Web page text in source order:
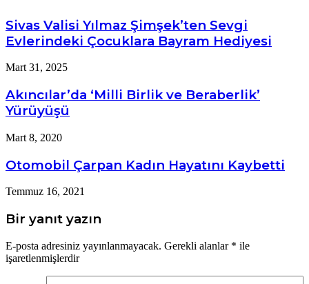
Sivas Valisi Yılmaz Şimşek’ten Sevgi
Evlerindeki Çocuklara Bayram Hediyesi
Mart 31, 2025
Akıncılar’da ‘Milli Birlik ve Beraberlik’
Yürüyüşü
Mart 8, 2020
Otomobil Çarpan Kadın Hayatını Kaybetti
Temmuz 16, 2021
Bir yanıt yazın
E-posta adresiniz yayınlanmayacak. Gerekli alanlar * ile
işaretlenmişlerdir